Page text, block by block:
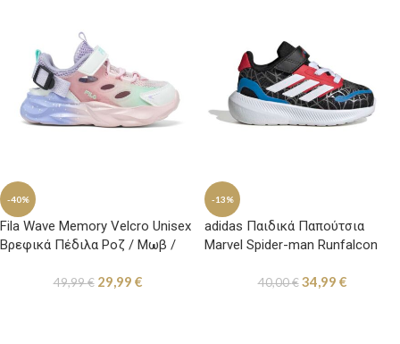
-40%
Fila Wave Memory Velcro Unisex
Βρεφικά Πέδιλα Ροζ / Μωβ /
49,99€ 29,99 €
-13%
adidas Παιδικά Παπούτσια
Marvel Spider-man Runfalcon
40,00€ 34,99 €